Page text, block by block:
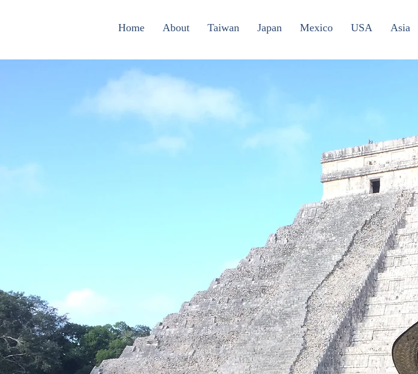
Home About Taiwan Japan Mexico USA Asia